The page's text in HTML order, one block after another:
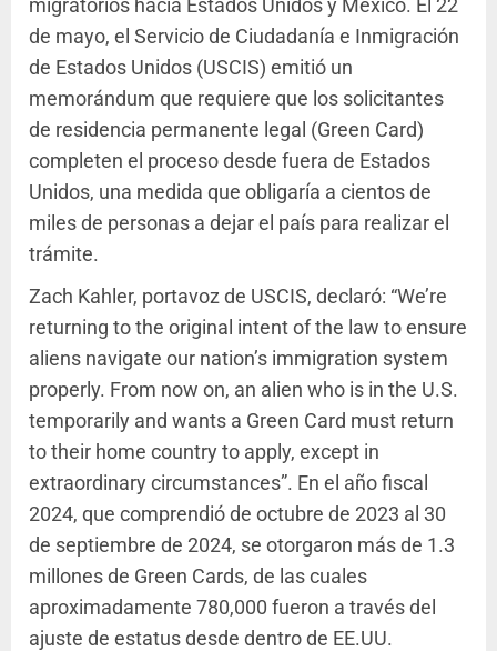
migratorios hacia Estados Unidos y México. El 22
de mayo, el Servicio de Ciudadanía e Inmigración
de Estados Unidos (USCIS) emitió un
memorándum que requiere que los solicitantes
de residencia permanente legal (Green Card)
completen el proceso desde fuera de Estados
Unidos, una medida que obligaría a cientos de
miles de personas a dejar el país para realizar el
trámite.
Zach Kahler, portavoz de USCIS, declaró: “We’re
returning to the original intent of the law to ensure
aliens navigate our nation’s immigration system
properly. From now on, an alien who is in the U.S.
temporarily and wants a Green Card must return
to their home country to apply, except in
extraordinary circumstances”. En el año fiscal
2024, que comprendió de octubre de 2023 al 30
de septiembre de 2024, se otorgaron más de 1.3
millones de Green Cards, de las cuales
aproximadamente 780,000 fueron a través del
ajuste de estatus desde dentro de EE.UU.